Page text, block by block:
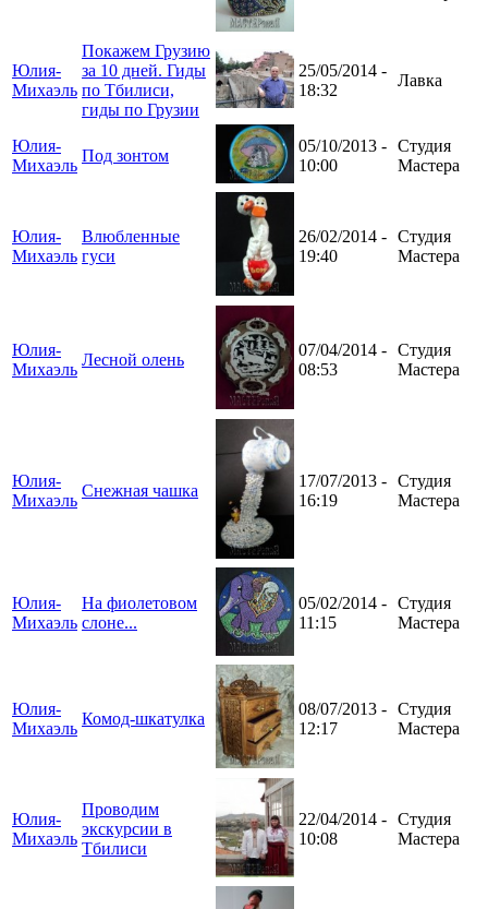
Юлия-
Михаэль
Покажем Грузию
за 10 дней. Гиды
по Тбилиси,
гиды по Грузии
25/05/2014 -
18:32
Лавка
Юлия-
Михаэль
Под зонтом
05/10/2013 -
10:00
Студия
Мастера
Юлия-
Михаэль
Влюбленные
гуси
26/02/2014 -
19:40
Студия
Мастера
Юлия-
Михаэль
Лесной олень
07/04/2014 -
08:53
Студия
Мастера
Юлия-
Михаэль
Снежная чашка
17/07/2013 -
16:19
Студия
Мастера
Юлия-
Михаэль
На фиолетовом
слоне...
05/02/2014 -
11:15
Студия
Мастера
Юлия-
Михаэль
Комод-шкатулка
08/07/2013 -
12:17
Студия
Мастера
Юлия-
Михаэль
Проводим
экскурсии в
Тбилиси
22/04/2014 -
10:08
Студия
Мастера